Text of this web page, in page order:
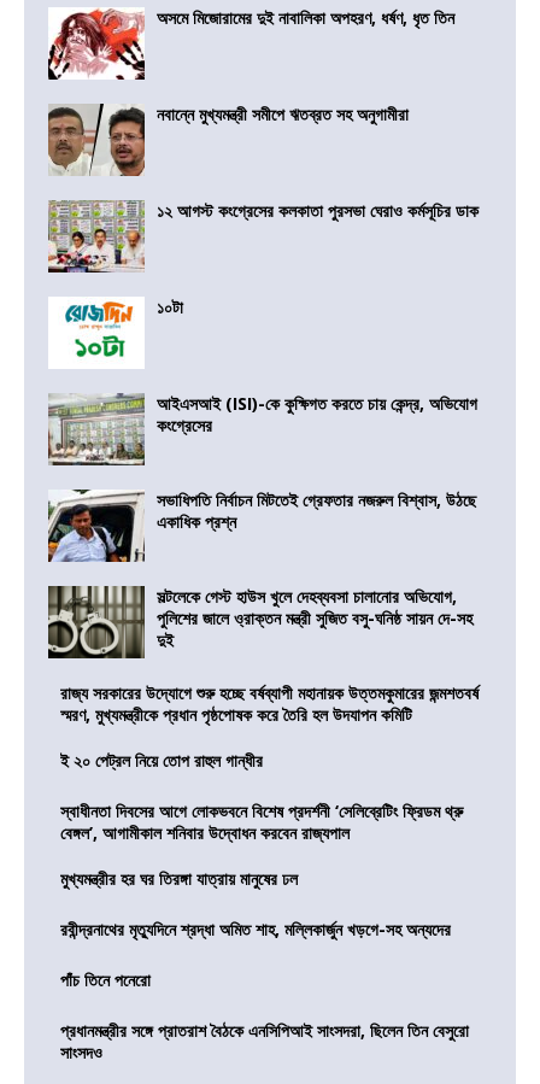
অসমে মিজোরামের দুই নাবালিকা অপহরণ, ধর্ষণ, ধৃত তিন
নবান্নে মুখ্যমন্ত্রী সমীপে ঋতব্রত সহ অনুগামীরা
১২ আগস্ট কংগ্রেসের কলকাতা পুরসভা ঘেরাও কর্মসূচির ডাক
১০টা
আইএসআই (ISI)-কে কুক্ষিগত করতে চায় কেন্দ্র, অভিযোগ
কংগ্রেসের
সভাধিপতি নির্বাচন মিটতেই গ্রেফতার নজরুল বিশ্বাস, উঠছে
একাধিক প্রশ্ন
সল্টলেকে গেস্ট হাউস খুলে দেহব্যবসা চালানোর অভিযোগ,
পুলিশের জালে ও্রাক্তন মন্ত্রী সুজিত বসু-ঘনিষ্ঠ সায়ন দে-সহ
দুই
রাজ্য সরকারের উদ্যোগে শুরু হচ্ছে বর্ষব্যাপী মহানায়ক উত্তমকুমারের জন্মশতবর্ষ
স্মরণ, মুখ্যমন্ত্রীকে প্রধান পৃষ্ঠপোষক করে তৈরি হল উদযাপন কমিটি
ই ২০ পেট্রল নিয়ে তোপ রাহুল গান্ধীর
স্বাধীনতা দিবসের আগে লোকভবনে বিশেষ প্রদর্শনী ‘সেলিব্রেটিং ফ্রিডম থ্রু
বেঙ্গল’, আগামীকাল শনিবার উদ্বোধন করবেন রাজ্যপাল
মুখ্যমন্ত্রীর হর ঘর তিরঙ্গা যাত্রায় মানুষের ঢল
রবীন্দ্রনাথের মৃত্যুদিনে শ্রদ্ধা অমিত শাহ, মল্লিকার্জুন খড়গে-সহ অন্যদের
পাঁচ তিনে পনেরো
প্রধানমন্ত্রীর সঙ্গে প্রাতরাশ বৈঠকে এনসিপিআই সাংসদরা, ছিলেন তিন বেসুরো
সাংসদও